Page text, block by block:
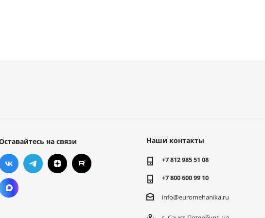
на связи Наши контакты
+7 812 985 51 08
+7 800 600 99 10
info@euromehanika.ru